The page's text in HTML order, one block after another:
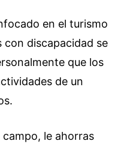
en el turismo
con discapacidad se
que los
de un
le ahorras